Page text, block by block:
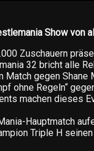
Show von
Zuschauern
32 bricht alle
Match gegen Shane
ohne Regeln“
machen dieses
Hauptmatch
Triple H